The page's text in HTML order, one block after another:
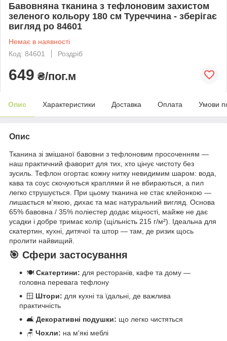
Бавовняна тканина з тефлоновим захистом
зеленого кольору 180 см Туреччина - зберігає
вигляд ро 84601
Немає в наявності
Код: 84601
Роздріб
649 ₴/пог.м
Опис Характеристики Доставка Оплата Умови
Опис
Тканина зі змішаної бавовни з тефлоновим просоченням —
наш практичний фаворит для тих, хто цінує чистоту без
зусиль. Тефлон огортає кожну нитку невидимим шаром: вода,
кава та соус скочуються краплями й не вбираються, а пил
легко струшується. При цьому тканина не стає клейонкою —
лишається м'якою, дихає та має натуральний вигляд. Основа
65% бавовна / 35% поліестер додає міцності, майже не дає
усадки і добре тримає колір (щільність 215 г/м²). Ідеальна для
скатертин, кухні, дитячої та штор — там, де ризик щось
пролити найвищий.
🎯 Сфери застосування
🍽️ Скатертини: для ресторанів, кафе та дому —
головна перевага тефлону
🪟 Штори: для кухні та їдальні, де важлива
практичність
🛋️ Декоративні подушки: що легко чистяться
🪑 Чохли: на м'які меблі